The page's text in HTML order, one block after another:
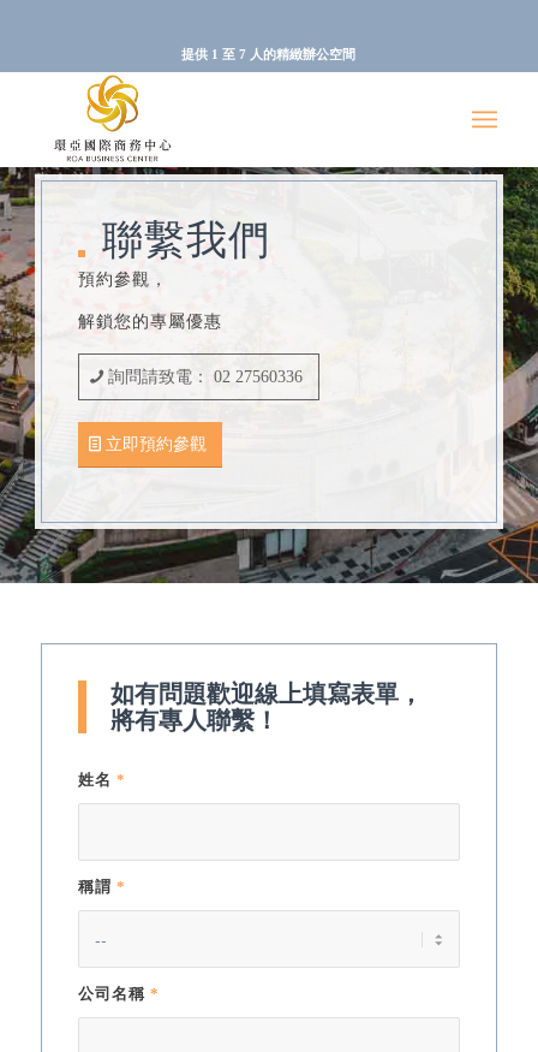
提供 1 至 7 人的精緻辦公空間
聯繫我們
預約參觀，
解鎖您的專屬優惠
詢問請致電： 02 27560336
立即預約參觀
如有問題歡迎線上填寫表單，
將有專人聯繫！
姓名 *
稱謂 *
公司名稱 *